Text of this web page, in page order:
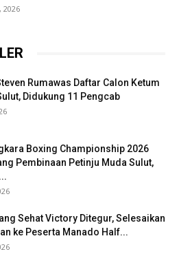
2026
Rumawas Daftar Calon Ketum
Didukung 11 Pengcab
Boxing Championship 2026
Pembinaan Petinju Muda Sulut,
Sehat Victory Ditegur, Selesaikan
ke Peserta Manado Half...